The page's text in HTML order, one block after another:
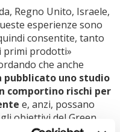
Regno Unito, Israele,
esperienze sono
consentite, tanto
primi prodotti»
che anche
pubblicato uno studio
comportino rischi per
e, anzi, possano
obiettivi del Green